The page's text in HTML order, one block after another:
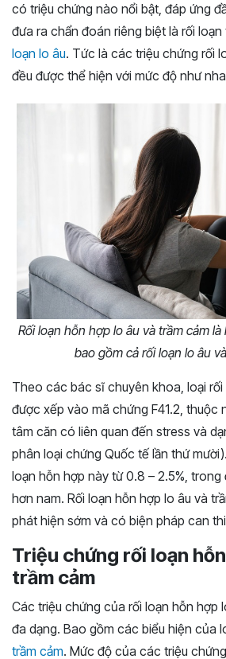
có triệu chứng nào nổi bật, đáp ứng
đưa ra chẩn đoán riêng biệt là rối loạn
loạn lo âu. Tức là các triệu chứng rối
đều được thể hiện với mức độ như
Rối loạn hỗn hợp lo âu và trầm cảm
bao gồm cả rối loạn lo âu
Theo các bác sĩ chuyên khoa, loại
được xếp vào mã chứng F41.2, thuộc
tâm căn có liên quan đến stress và
phân loại chứng Quốc tế lần thứ
loạn hỗn hợp này từ 0.8 – 2.5%,
hơn nam. Rối loạn hỗn hợp lo âu và
phát hiện sớm và có biện pháp can
Triệu chứng rối loạn
trầm cảm
Các triệu chứng của rối loạn hỗn hợp
đa dạng. Bao gồm các biểu hiện của
trầm cảm. Mức độ của các triệu